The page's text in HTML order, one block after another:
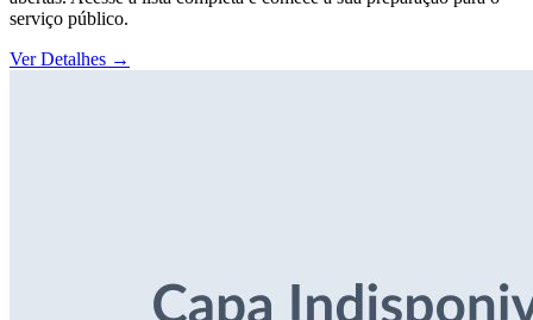
serviço público.
Ver Detalhes →